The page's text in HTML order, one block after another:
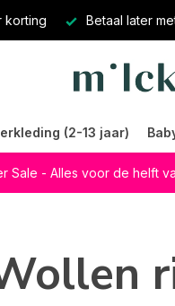
korting Betaal later
(2-13 jaar)
Sale - Alles voor de helft